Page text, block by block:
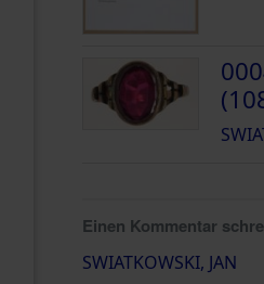
Einen Kommentar
SWIATKOWSKI, JAN